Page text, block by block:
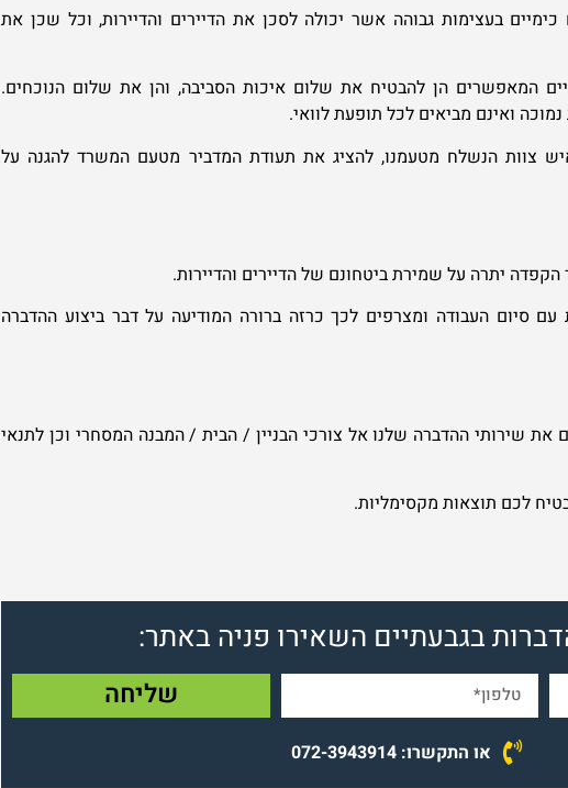
בעצימות גבוהה אשר יכולה לסכן את הדיירים והדיירות, וכל שכן את
המאפשרים הן להבטיח את שלום איכות הסביבה, והן את שלום הנוכחים.
ואינם מביאים לכל תופעת לוואי.
צוות הנשלח מטעמנו, להציג את תעודת המדביר מטעם המשרד להגנה על
יתרה על שמירת ביטחונם של הדיירים והדיירות.
סיום העבודה ומצרפים לכך כרזה ברורה המודיעה על דבר ביצוע ההדברה
את שירותי ההדברה שלנו אל צורכי הבניין / הבית / המבנה המסחרי וכן לתנאי
לכם תוצאות מקסימליות.
בגבעתיים השאירו פניה באתר:
שליחה
או התקשרו: 072-3943914